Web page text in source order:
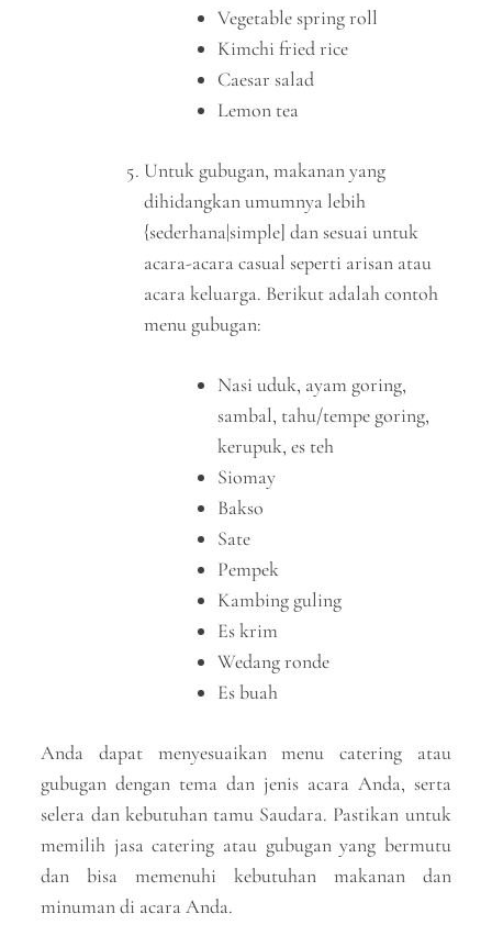
Vegetable spring roll
Kimchi fried rice
Caesar salad
Lemon tea
Untuk gubugan, makanan yang
dihidangkan umumnya lebih
{sederhana|simple] dan sesuai untuk
acara-acara casual seperti arisan atau
acara keluarga. Berikut adalah contoh
menu gubugan:
Nasi uduk, ayam goring,
sambal, tahu/tempe goring,
kerupuk, es teh
Siomay
Bakso
Sate
Pempek
Kambing guling
Es krim
Wedang ronde
Es buah
Anda dapat menyesuaikan menu catering atau
gubugan dengan tema dan jenis acara Anda, serta
selera dan kebutuhan tamu Saudara. Pastikan untuk
memilih jasa catering atau gubugan yang bermutu
dan bisa memenuhi kebutuhan makanan dan
minuman di acara Anda.